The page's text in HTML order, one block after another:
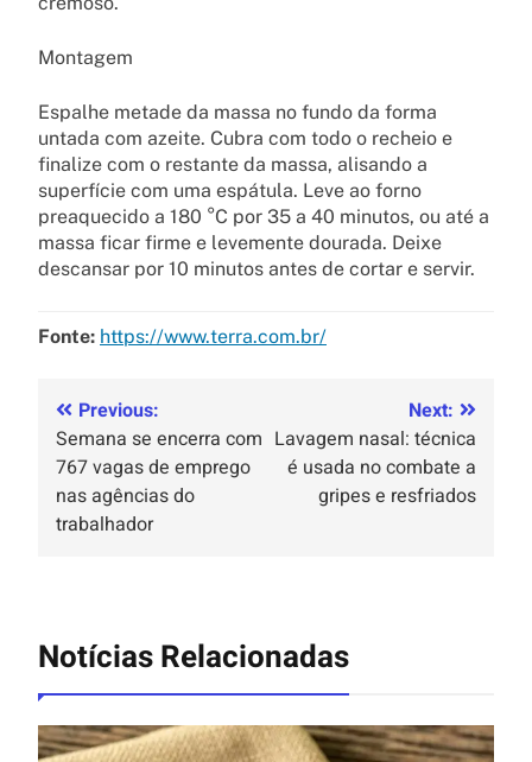
Montagem
Espalhe metade da massa no fundo da forma
untada com azeite. Cubra com todo o recheio e
finalize com o restante da massa, alisando a
superfície com uma espátula. Leve ao forno
preaquecido a 180 °C por 35 a 40 minutos, ou até a
massa ficar firme e levemente dourada. Deixe
descansar por 10 minutos antes de cortar e servir.
Fonte: https://www.terra.com.br/
Previous:
Semana se encerra com
767 vagas de emprego
nas agências do
trabalhador
Next:
Lavagem nasal: técnica
é usada no combate a
gripes e resfriados
Notícias Relacionadas